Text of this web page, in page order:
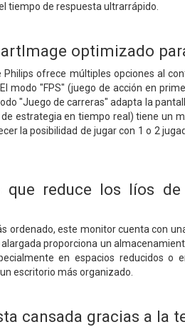
tiempo de respuesta ultrarrápido.
optimizado
Philips ofrece múltiples opciones al
modo "FPS" (juego de acción en
"Juego de carreras" adapta la
estrategia en tiempo real) tiene un
la posibilidad de jugar con 1 o 2
que reduce los líos
ordenado, este monitor cuenta con
proporciona un
en espacios reducidos
escritorio más organizado.
cansada gracias a la